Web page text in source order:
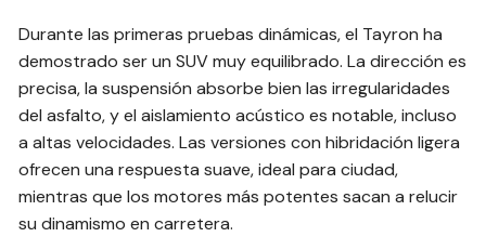
Durante las primeras pruebas dinámicas, el Tayron ha
demostrado ser un SUV muy equilibrado. La dirección es
precisa, la suspensión absorbe bien las irregularidades
del asfalto, y el aislamiento acústico es notable, incluso
a altas velocidades. Las versiones con hibridación ligera
ofrecen una respuesta suave, ideal para ciudad,
mientras que los motores más potentes sacan a relucir
su dinamismo en carretera.